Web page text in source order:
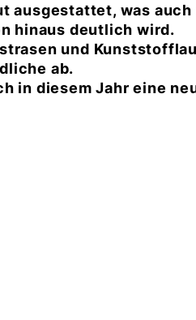
ausgestattet, was auch
hinaus deutlich wird.
und
ab.
in diesem Jahr eine